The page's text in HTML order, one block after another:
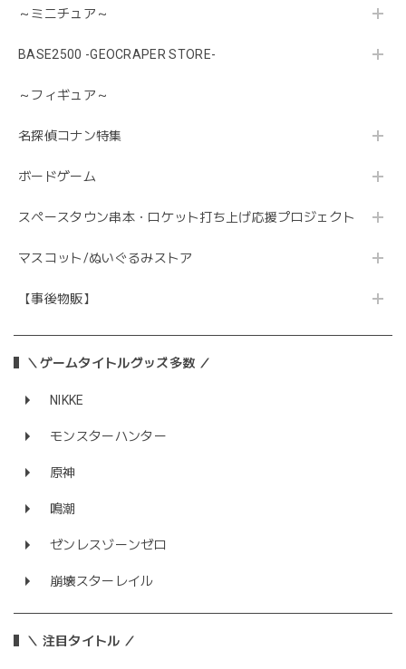
～ミニチュア～
BASE2500 -GEOCRAPER STORE-
～フィギュア～
名探偵コナン特集
ボードゲーム
スペースタウン串本・ロケット打ち上げ応援プロジェクト
マスコット/ぬいぐるみストア
【事後物販】
＼ゲームタイトルグッズ多数 ／
NIKKE
モンスターハンター
原神
鳴潮
ゼンレスゾーンゼロ
崩壊スターレイル
＼ 注目タイトル ／